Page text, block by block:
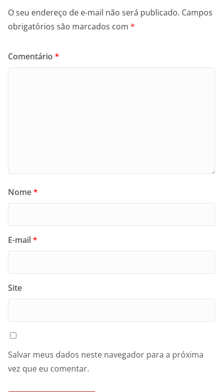
O seu endereço de e-mail não será publicado. Campos
obrigatórios são marcados com *
Comentário *
Nome*
E-mail*
Site
Salvar meus dados neste navegador para a próxima
vez que eu comentar.